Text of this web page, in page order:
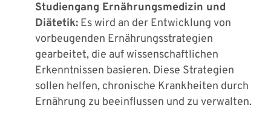
Studiengang Ernährungsmedizin und
Diätetik: Es wird an der Entwicklung von
vorbeugenden Ernährungsstrategien
gearbeitet, die auf wissenschaftlichen
Erkenntnissen basieren. Diese Strategien
sollen helfen, chronische Krankheiten durch
Ernährung zu beeinflussen und zu verwalten.